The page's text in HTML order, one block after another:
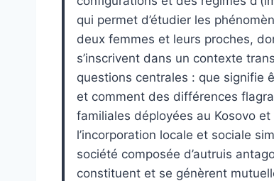
qui permet d’étudier les
deux femmes et leurs proches,
s’inscrivent dans un contexte
questions centrales : que signifie
et comment des différences
familiales déployées au Kosovo
l’incorporation locale et sociale
société composée d’autruis
constituent et se génèrent